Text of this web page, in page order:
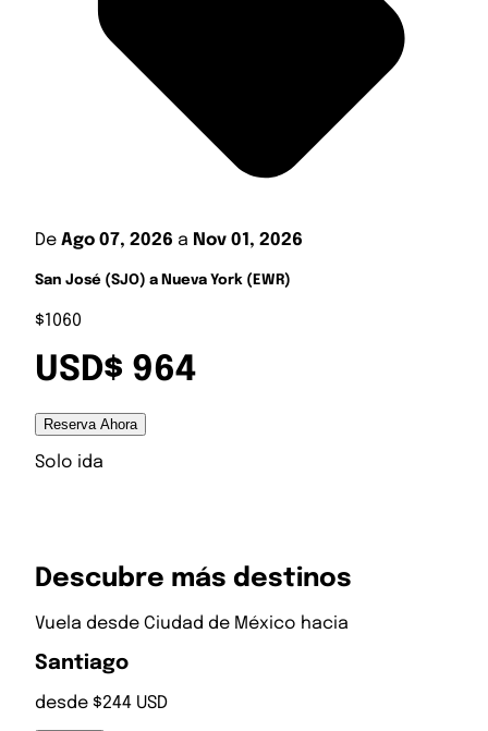
De Ago 07, 2026 a Nov 01, 2026
San José (SJO) a Nueva York (EWR)
$1060
USD$ 964
Reserva Ahora
Solo ida
Descubre más destinos
Vuela desde Ciudad de México hacia
Santiago
desde $244 USD